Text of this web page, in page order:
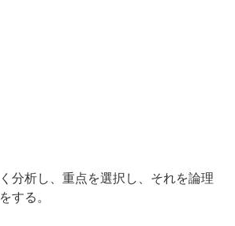
分析し、重点を選択し、それを論理
する。